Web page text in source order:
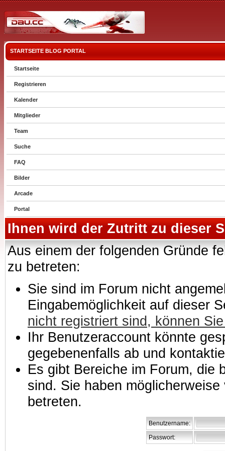
STARTSEITE BLOG PORTAL
Startseite
Registrieren
Kalender
Mitglieder
Team
Suche
FAQ
Bilder
Arcade
Portal
Ihnen wird der Zutritt zu dieser
Aus einem der folgenden Gründe
zu betreten:
Sie sind im Forum nicht
Eingabemöglichkeit auf dieser
nicht registriert sind, können
Ihr Benutzeraccount könnte
gegebenenfalls ab und
Es gibt Bereiche im Forum, die
sind. Sie haben
betreten.
Benutzername:
Passwort: